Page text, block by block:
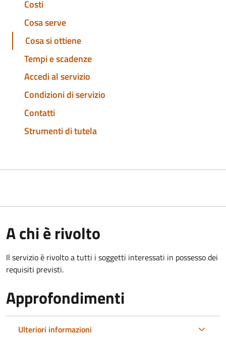
Costi
Cosa serve
Cosa si ottiene
Tempi e scadenze
Accedi al servizio
Condizioni di servizio
Contatti
Strumenti di tutela
A chi è rivolto
Il servizio è rivolto a tutti i soggetti interessati in possesso dei
requisiti previsti.
Approfondimenti
Ulteriori informazioni